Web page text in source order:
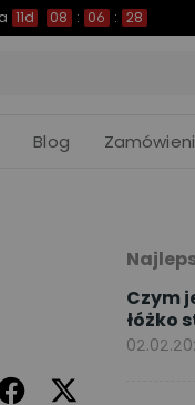
08 06 27
Blog
Czym
łóżko